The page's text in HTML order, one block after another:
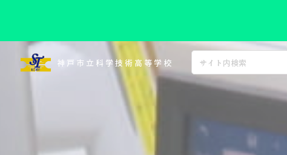
神戸市立科学技術高等学校